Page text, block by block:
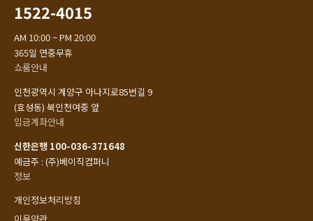
1522-4015
AM 10:00 ~ PM 20:00
365일 연중무휴
쇼룸안내
인천광역시 계양구 아나지로85번길 9
(효성동) 북인천여중 앞
입금계좌안내
신한은행 100-036-371648
예금주 : (주)베이직컴퍼니
정보
개인정보처리방침